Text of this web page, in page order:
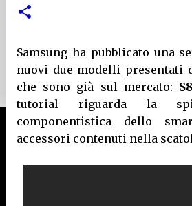
Samsung ha pubblicato una
nuovi due modelli presentati
che sono già sul mercato:
tutorial riguarda la
componentistica dello
accessori contenuti nella